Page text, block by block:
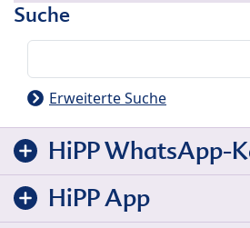
Suche
Erweiterte Suche
HiPP WhatsApp-
HiPP App